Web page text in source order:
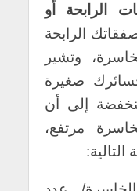
الرابحة أو
الرابحة
وتشير
صغيرة
إلى أن
مرتفع،